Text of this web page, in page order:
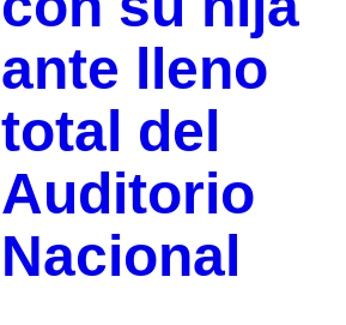
ante lleno
total del
Auditorio
Nacional